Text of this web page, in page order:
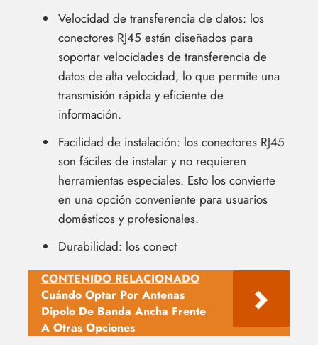
Velocidad de transferencia de datos: los
conectores RJ45 están diseñados para
soportar velocidades de transferencia de
datos de alta velocidad, lo que permite una
transmisión rápida y eficiente de
información.
Facilidad de instalación: los conectores RJ45
son fáciles de instalar y no requieren
herramientas especiales. Esto los convierte
en una opción conveniente para usuarios
domésticos y profesionales.
Durabilidad: los conect
CONTENIDO RELACIONADO
Cuándo Optar Por Antenas
Dipolo De Banda Ancha Frente
A Otras Opciones